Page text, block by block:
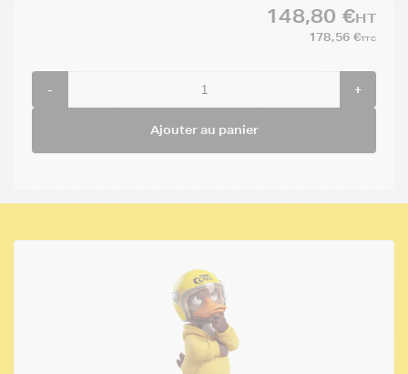
148,80 €HT
178,56 €TTC
- +
Ajouter au panier